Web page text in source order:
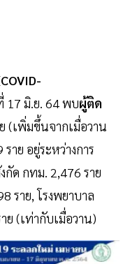
17 มิ.ย. 64 พบผู้ติด
(เพิ่มขึ้นจากเมื่อวาน
าย อยู่ระหว่างการ
กัด กทม. 2,476 ราย
ราย, โรงพยาบาล
ย (เท่ากับเมื่อวาน)